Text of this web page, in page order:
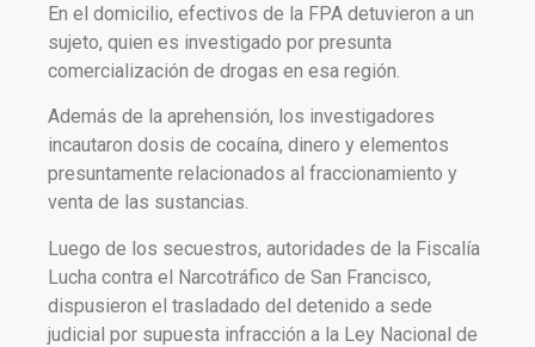
En el domicilio, efectivos de la FPA detuvieron a un
sujeto, quien es investigado por presunta
comercialización de drogas en esa región.
Además de la aprehensión, los investigadores
incautaron dosis de cocaína, dinero y elementos
presuntamente relacionados al fraccionamiento y
venta de las sustancias.
Luego de los secuestros, autoridades de la Fiscalía
Lucha contra el Narcotráfico de San Francisco,
dispusieron el trasladado del detenido a sede
judicial por supuesta infracción a la Ley Nacional de